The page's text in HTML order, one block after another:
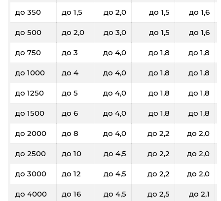
до 350 до 1,5 до 2,0 до 1,5 до 1,6
до 500 до 2,0 до 3,0 до 1,5 до 1,6
до 750 до 3 до 4,0 до 1,8 до 1,8
до 1000 до 4 до 4,0 до 1,8 до 1,8
до 1250 до 5 до 4,0 до 1,8 до 1,8
до 1500 до 6 до 4,0 до 1,8 до 1,8
до 2000 до 8 до 4,0 до 2,2 до 2,0
до 2500 до 10 до 4,5 до 2,2 до 2,0
до 3000 до 12 до 4,5 до 2,2 до 2,0
до 4000 до 16 до 4,5 до 2,5 до 2,1